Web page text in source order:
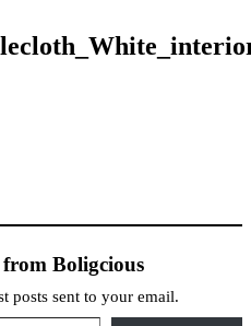
Boligcious
posts sent to your email.